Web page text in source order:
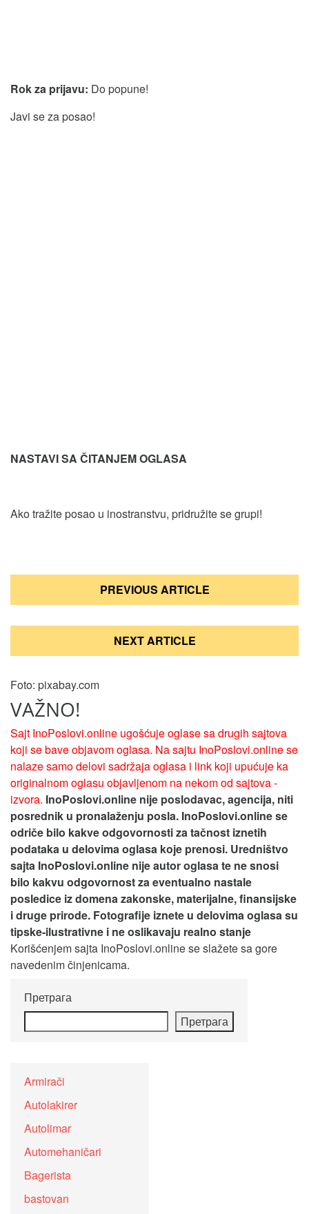
Rok za prijavu: Do popune!
Javi se za posao!
NASTAVI SA ČITANJEM OGLASA
Ako tražite posao u inostranstvu, pridružite se grupi!
Кретање
PREVIOUS ARTICLE
NEXT ARTICLE
Foto: pixabay.com
VAŽNO!
Sajt InoPoslovi.online ugošćuje oglase sa drugih sajtova
koji se bave objavom oglasa. Na sajtu InoPoslovi.online se
nalaze samo delovi sadržaja oglasa i link koji upućuje ka
originalnom oglasu objavljenom na nekom od sajtova -
izvora. InoPoslovi.online nije poslodavac, agencija, niti
posrednik u pronalaženju posla. InoPoslovi.online se
odriče bilo kakve odgovornosti za tačnost iznetih
podataka u delovima oglasa koje prenosi. Uredništvo
sajta InoPoslovi.online nije autor oglasa te ne snosi
bilo kakvu odgovornost za eventualno nastale
posledice iz domena zakonske, materijalne, finansijske
i druge prirode. Fotografije iznete u delovima oglasa su
tipske-ilustrativne i ne oslikavaju realno stanje
Korišćenjem sajta InoPoslovi.online se slažete sa gore
navedenim činjenicama.
Претрага
Претрага
Armirači
Autolakirer
Autolimar
Automehaničari
Bagerista
bastovan